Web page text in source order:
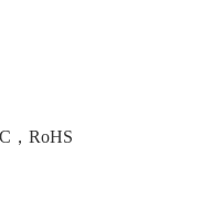
，RoHS